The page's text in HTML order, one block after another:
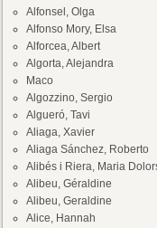
Alfonsel, Olga
Alfonso Mory, Elsa
Alforcea, Albert
Algorta, Alejandra
Maco
Algozzino, Sergio
Algueró, Tavi
Aliaga, Xavier
Aliaga Sánchez, Roberto
Alibés i Riera, Maria
Alibeu, Géraldine
Alibeu, Geraldine
Alice, Hannah